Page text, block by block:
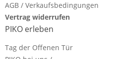
AGB / Verkaufsbedingungen
Vertrag widerrufen
PIKO erleben
Tag der Offenen Tür